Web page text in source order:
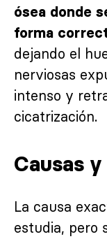
ósea donde
forma
dejando el
nerviosas
intenso y
cicatrización.
Causas
La causa
estudia, pero